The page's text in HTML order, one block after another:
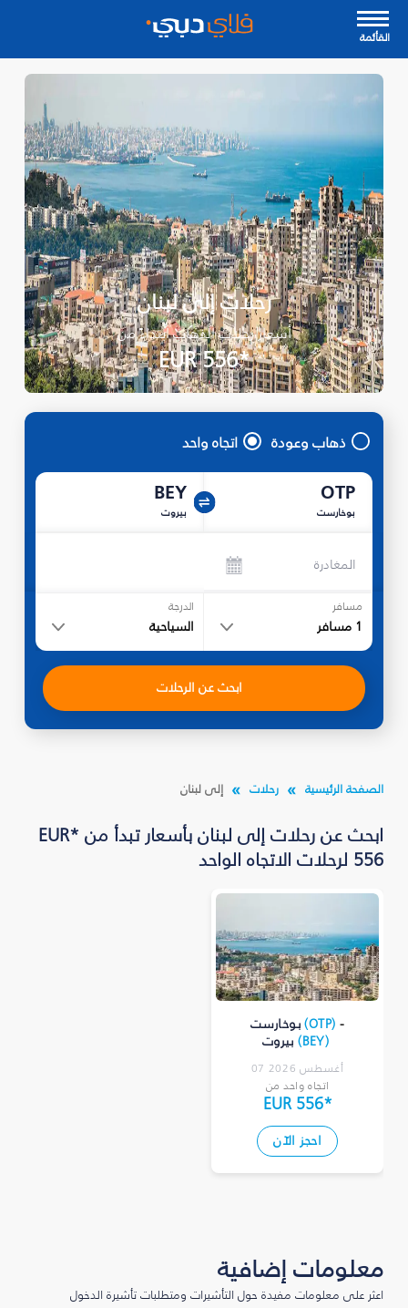
القأئمة
رحلات إلى لبنان
أسعار رحلات الذهاب ابتداءً من
*EUR 556
ذهاب وعودة اتجاه واحد
OTP
بوخارست
BEY
بيروت
المغادرة
مسافر
1 مسافر
الدرجة
السياحية
ابحث عن الرحلات
الصفحة الرئيسية رحلات إلى لبنان
ابحث عن رحلات إلى لبنان بأسعار تبدأ من *EUR
556 لرحلات الاتجاه الواحد
بوخارست (OTP) -
بيروت (BEY)
07 أغسطس 2026
اتجاه واحد من
EUR 556*
احجز الآن
معلومات إضافية
اعثر على معلومات مفيدة حول التأشيرات ومتطلبات تأشيرة الدخول